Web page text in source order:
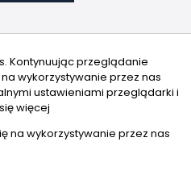
5A
nas tu
Kontynuując przeglądanie
wykorzystywanie przez nas
ustawieniami przeglądarki i
więcej
na wykorzystywanie przez nas